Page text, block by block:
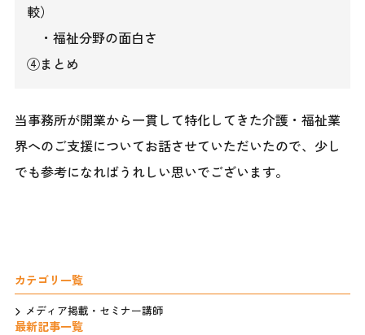
較）
・福祉分野の面白さ
④まとめ
当事務所が開業から一貫して特化してきた介護・福祉業
界へのご支援についてお話させていただいたので、少し
でも参考になればうれしい思いでございます。
カテゴリ一覧
メディア掲載・セミナー講師
最新記事一覧